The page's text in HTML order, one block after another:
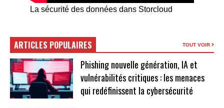
La sécurité des données dans Storcloud
ARTICLES POPULAIRES TOUT VOIR
Phishing nouvelle génération, IA et
vulnérabilités critiques : les menaces
qui redéfinissent la cybersécurité